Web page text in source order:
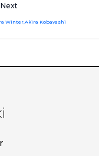
Winter,Akira Kobayashi